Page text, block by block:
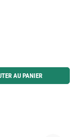
boutons pour augmenter ou
AU PANIER